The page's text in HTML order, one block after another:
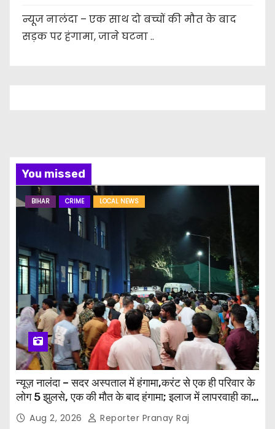
न्यूज नालंदा – एक साथ दो बच्चों की मौत के बाद
सड़क पर हंगामा, जाने घटना ..
You missed
BIHAR CRIME LOCAL NEWS
न्यूज़ नालंदा – सदर अस्पताल में हंगामा,करंट से एक ही परिवार के
लोग 5 झुलसे, एक की मौत के बाद हंगामा; इलाज में लापरवाही का
आरोप, पुलिस ने संभाला मोर्चा
Aug 2, 2026 Reporter Pranay Raj